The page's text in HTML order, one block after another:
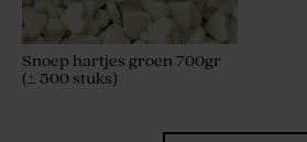
Snoep hartjes groen 700gr
(± 500 stuks)